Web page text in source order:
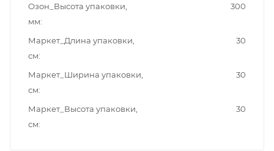
Озон_Высота упаковки,
мм
300
Маркет_Длина упаковки,
см
30
Маркет_Ширина упаковки,
см
30
Маркет_Высота упаковки,
см
30